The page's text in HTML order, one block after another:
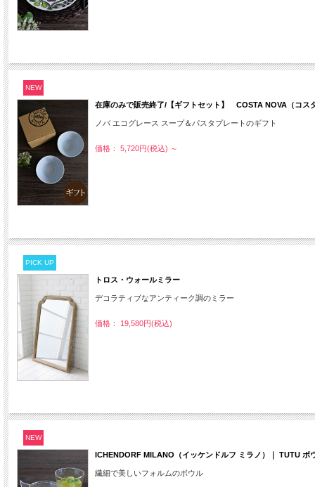
NEW
在庫のみで販売終了/【ギフトセット】 COSTA NOVA（コ
ノバ エコグレース スープ＆パスタプレートのギフト
価格： 5,720円(税込) ～
PICK UP
トロス・ウォールミラー
デコラティブなアンティーク調のミラー
価格： 19,580円(税込)
NEW
ICHENDORF MILANO（イッケンドルフ ミラノ）｜ TUTU ボ
繊細で美しいフォルムのボウル